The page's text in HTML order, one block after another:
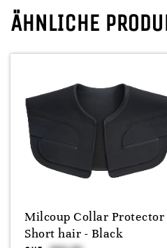
ÄHNLICHE
Milcoup Collar Protector
Short hair - Black